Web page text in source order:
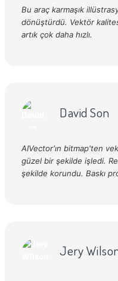
Bu araç karmaşık
dönüştürdü. Vektör
artık çok daha hızlı.
David Son
AIVector'ın bitmap'ten
güzel bir şekilde işledi.
şekilde korundu. Baskı
Jery